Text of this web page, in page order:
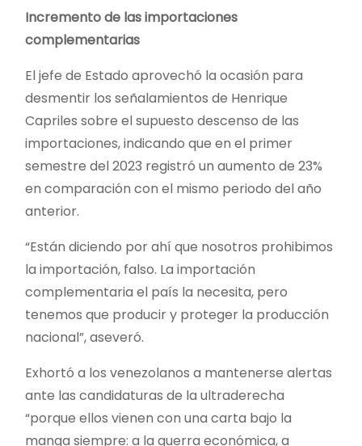
Incremento de las importaciones
complementarias
El jefe de Estado aprovechó la ocasión para
desmentir los señalamientos de Henrique
Capriles sobre el supuesto descenso de las
importaciones, indicando que en el primer
semestre del 2023 registró un aumento de 23%
en comparación con el mismo periodo del año
anterior.
“Están diciendo por ahí que nosotros prohibimos
la importación, falso. La importación
complementaria el país la necesita, pero
tenemos que producir y proteger la producción
nacional”, aseveró.
Exhortó a los venezolanos a mantenerse alertas
ante las candidaturas de la ultraderecha
“porque ellos vienen con una carta bajo la
manga siempre: a la guerra económica, a